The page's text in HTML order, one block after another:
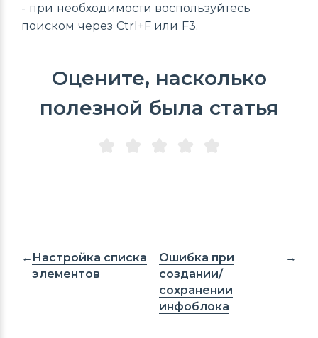
- при необходимости воспользуйтесь
поиском через Ctrl+F или F3.
Оцените, насколько
полезной была статья
Настройка списка
элементов
Ошибка при
создании/
сохранении
инфоблока